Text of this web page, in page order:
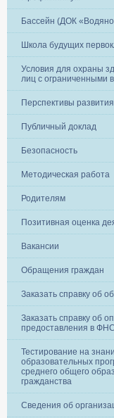
Бассейн (ДОК
Школа будущих
Условия для охраны
лиц с ограниченными
Перспективы развития
Публичный доклад
Безопасность
Методическая работа
Родителям
Позитивная оценка
Вакансии
Обращения граждан
Заказать справку об
Заказать справку об
предоставления в ФНС
Тестирование на
образовательных
среднего общего
гражданства
Сведения об